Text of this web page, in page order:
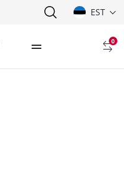
EST
0